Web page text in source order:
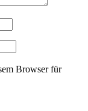
Browser für